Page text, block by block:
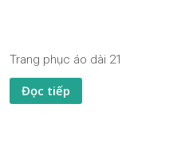
Trang phục áo dài 21
Đọc tiếp